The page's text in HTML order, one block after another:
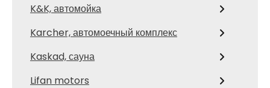
K&K, автомойка
Karcher, автомоечный комплекс
Kaskad, сауна
Lifan motors